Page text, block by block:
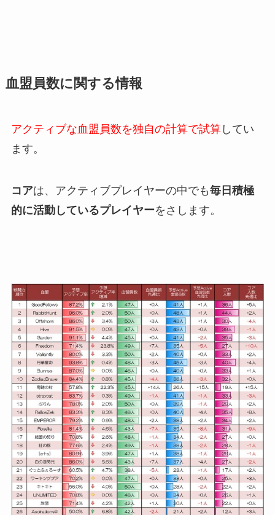
血盟員数に関する情報
アクティブな血盟員数を独自の計算で試算してい
ます。
コアは、アクティブプレイヤーの中でも毎日積極
的に活動しているプレイヤーをさします。